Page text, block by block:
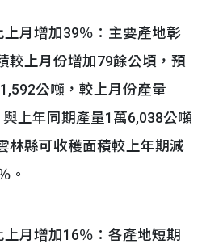
月增加39％：主要產地彰
較上月份增加79餘公頃，預
公噸，較上月份產量
上年同期產量1萬6,038公噸
林縣可收穫面積較上年期減
。
月增加16％：各產地短期